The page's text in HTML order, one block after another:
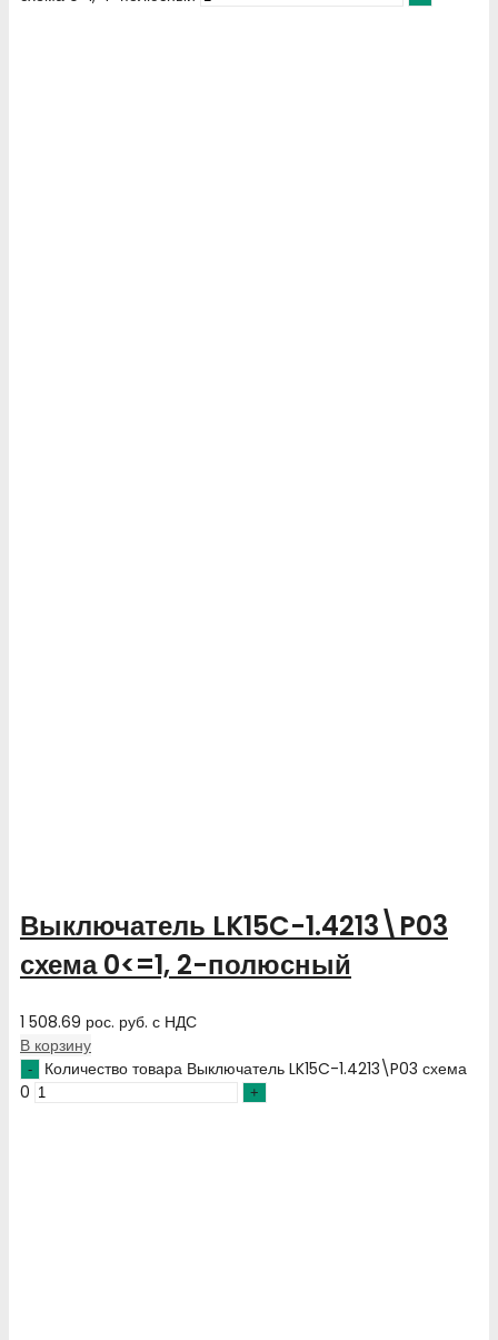
Выключатель LK15C-1.4213\P03
схема 0<=1, 2-полюсный
1 508.69 рос. руб. с НДС
В корзину
Количество товара Выключатель LK15C-1.4213\P03 схема
0